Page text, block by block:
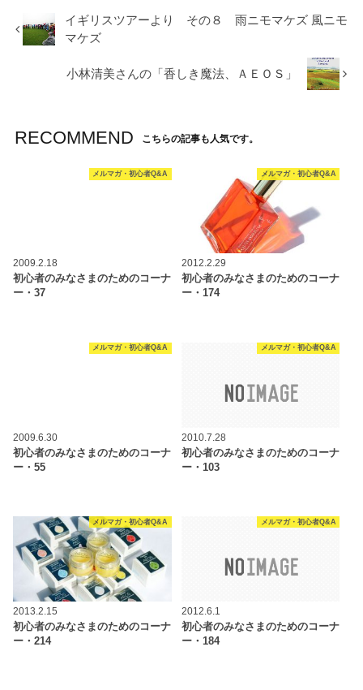
イギリスツアーより その８ 雨ニモマケズ 風ニモ
マケズ
小林清美さんの「香しき魔法、ＡＥＯＳ」
RECOMMEND こちらの記事も人気です。
メルマガ・初心者Q&A
2009.2.18
初心者のみなさまのためのコーナ
ー・37
メルマガ・初心者Q&A
2012.2.29
初心者のみなさまのためのコーナ
ー・174
メルマガ・初心者Q&A
2009.6.30
初心者のみなさまのためのコーナ
ー・55
メルマガ・初心者Q&A
2010.7.28
初心者のみなさまのためのコーナ
ー・103
メルマガ・初心者Q&A
2013.2.15
初心者のみなさまのためのコーナ
ー・214
メルマガ・初心者Q&A
2012.6.1
初心者のみなさまのためのコーナ
ー・184